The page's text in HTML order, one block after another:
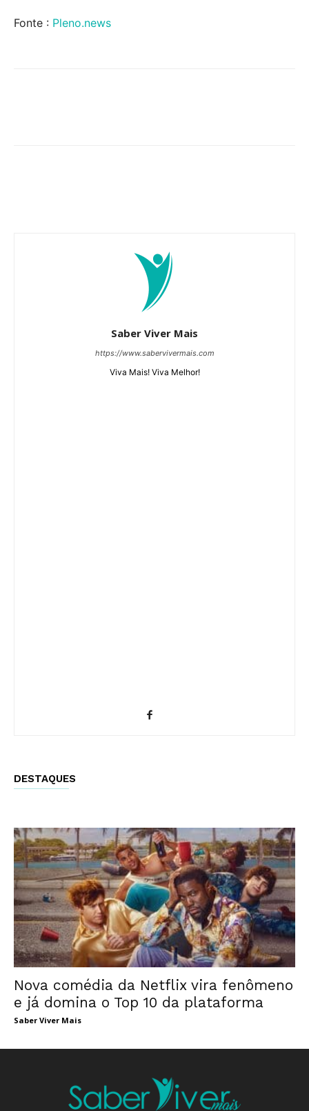
Fonte : Pleno.news
Saber Viver Mais
https://www.sabervivermais.com
Viva Mais! Viva Melhor!
DESTAQUES
Nova comédia da Netflix vira fenômeno
e já domina o Top 10 da plataforma
Saber Viver Mais